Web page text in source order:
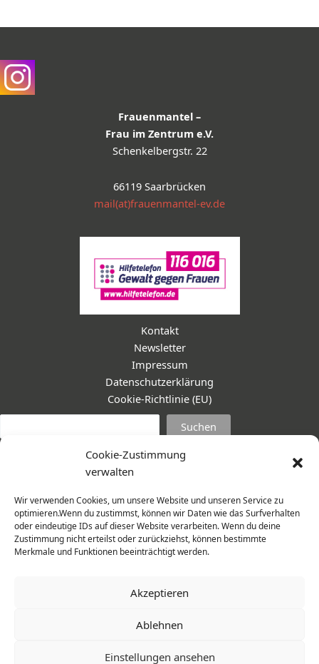
Cookie-Zustimmung
verwalten
Wir verwenden Cookies, um unsere Website und unseren Service zu
optimieren.Wenn du zustimmst, können wir Daten wie das Surfverhalten
oder eindeutige IDs auf dieser Website verarbeiten. Wenn du deine
Zustimmung nicht erteilst oder zurückziehst, können bestimmte
Merkmale und Funktionen beeinträchtigt werden.
Akzeptieren
Ablehnen
Einstellungen ansehen
Frauenmantel –
Frau im Zentrum e.V.
Schenkelbergstr. 22
66119 Saarbrücken
mail(at)frauenmantel-ev.de
Kontakt
Newsletter
Impressum
Datenschutzerklärung
Cookie-Richtlinie (EU)
Suchen